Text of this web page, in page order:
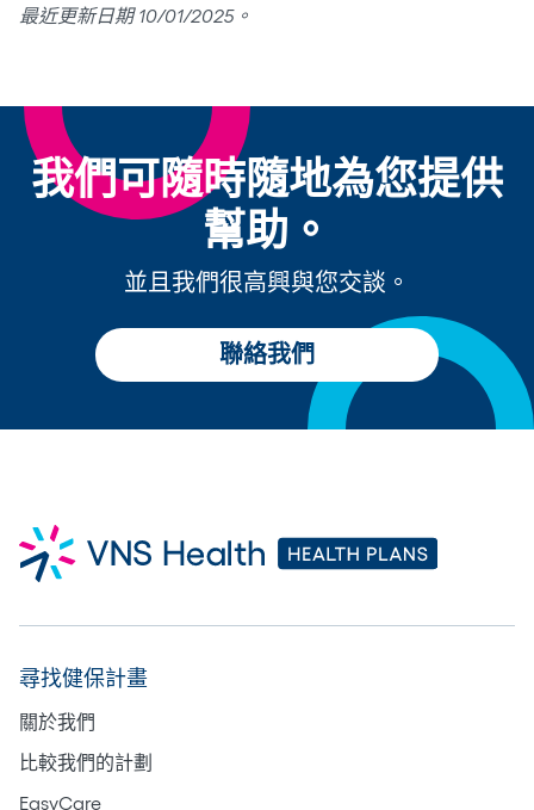
最近更新日期 10/01/2025。
我們可隨時隨地為您提供
幫助。
並且我們很高興與您交談。
聯絡我們
尋找健保計畫
關於我們
比較我們的計劃
EasyCare